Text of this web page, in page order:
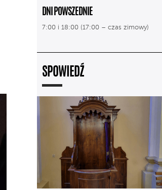
DNI POWSZEDNIE
7:00 i 18:00 (17:00 – czas zimowy)
SPOWIEDŹ